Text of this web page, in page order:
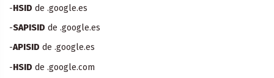
-HSID de .google.es
-SAPISID de .google.es
-APISID de .google.es
-HSID de .google.com